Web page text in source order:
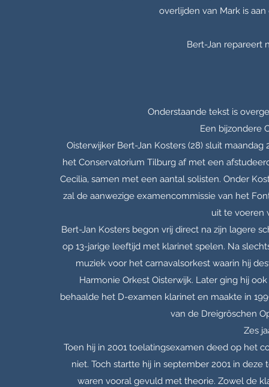
overlijden van Mark is
Bert-Jan repareert
Onderstaande tekst is
Een bijzondere
Oisterwijker Bert-Jan Kosters (28) sluit
het Conservatorium Tilburg af met een
Cecilia, samen met een aantal solisten. Onder
zal de aanwezige examencommissie van het
uit te voeren
Bert-Jan Kosters begon vrij direct na zijn lagere
op 13-jarige leeftijd met klarinet spelen. Na
muziek voor het carnavalsorkest waarin hij
Harmonie Orkest Oisterwijk. Later ging hij
behaalde het D-examen klarinet en maakte in
van de Dreigröschen
Zes
Toen hij in 2001 toelatingsexamen deed op het
niet. Toch startte hij in september 2001 in
waren vooral gevuld met theorie. Zowel de